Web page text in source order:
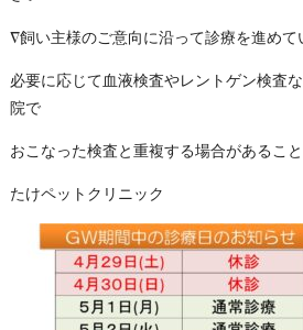
∇飼い主様のご意向に沿って診療を進めて
必要に応じて血液検査やレントゲン検査
院で
おこなった検査と重複する場合があるこ
たけペットクリニック